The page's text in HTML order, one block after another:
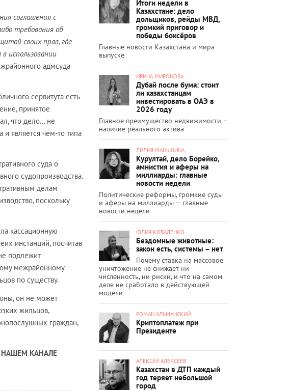
соглашения с
требования об
своих прав, где
использовании
адмсуда
сервитута есть
принятое
что дело… не
и является чем-то типа
суда о
судопроизводства.
делам
поскольку
кассационную
инстанций, посчитав
подлежит
межрайонному
по существу.
он не может
жильцов,
граждан,
КАНАЛЕ
Итоги недели в
Казахстане: дело
дольщиков, рейды МВД,
громкий приговор и
победы боксёров
Главные новости Казахстана и мира
выпуске
ИРИНА МИРОНОВА
Дубай после бума: стоит
ли казахстанцам
инвестировать в ОАЭ в
2026 году
Главное преимущество недвижимости –
наличие реального актива
ЛИЛИЯ МАНЬШИНА
Курултай, дело Борейко,
амнистия и аферы на
миллиарды: главные
новости недели
Политические реформы, громкие суды
и аферы на миллиарды — главные
новости недели
ЮЛИЯ КОВАЛЕНКО
Бездомные животные:
закон есть, системы – нет
Почему ставка на массовое
уничтожение не снижает ни
численность, ни риски, и что на самом
деле не сработало в действующей
модели
РОМАН АЛЬМАНСКИЙ
Криптоплатеж при
Президенте
АЛЕКСЕЙ АЛЕКСЕЕВ
Казахстан в ДТП каждый
год теряет небольшой
город